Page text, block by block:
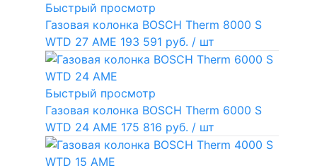
Быстрый просмотр
Газовая колонка BOSCH Therm 8000 S
WTD 27 AME 193 591 руб. / шт
Быстрый просмотр
Газовая колонка BOSCH Therm 6000 S
WTD 24 AME 175 816 руб. / шт